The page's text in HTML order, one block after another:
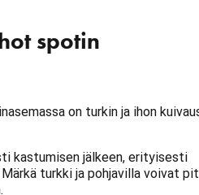
spotin
on turkin ja ihon
kastumisen jälkeen, erityisesti
turkki ja pohjavilla voivat